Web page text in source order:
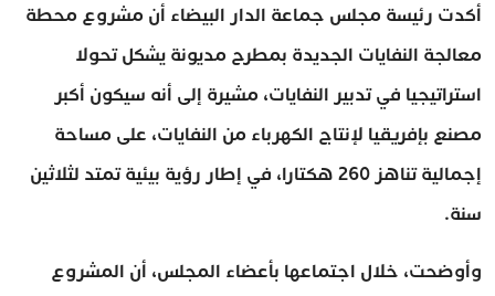
أكدت رئيسة مجلس جماعة الدار البيضاء أن مشروع محطة
معالجة النفايات الجديدة بمطرح مديونة يشكل تحولا
استراتيجيا في تدبير النفايات، مشيرة إلى أنه سيكون أكبر
مصنع بإفريقيا لإنتاج الكهرباء من النفايات، على مساحة
إجمالية تناهز 260 هكتارا، في إطار رؤية بيئية تمتد لثلاثين
سنة.
وأوضحت، خلال اجتماعها بأعضاء المجلس، أن المشروع